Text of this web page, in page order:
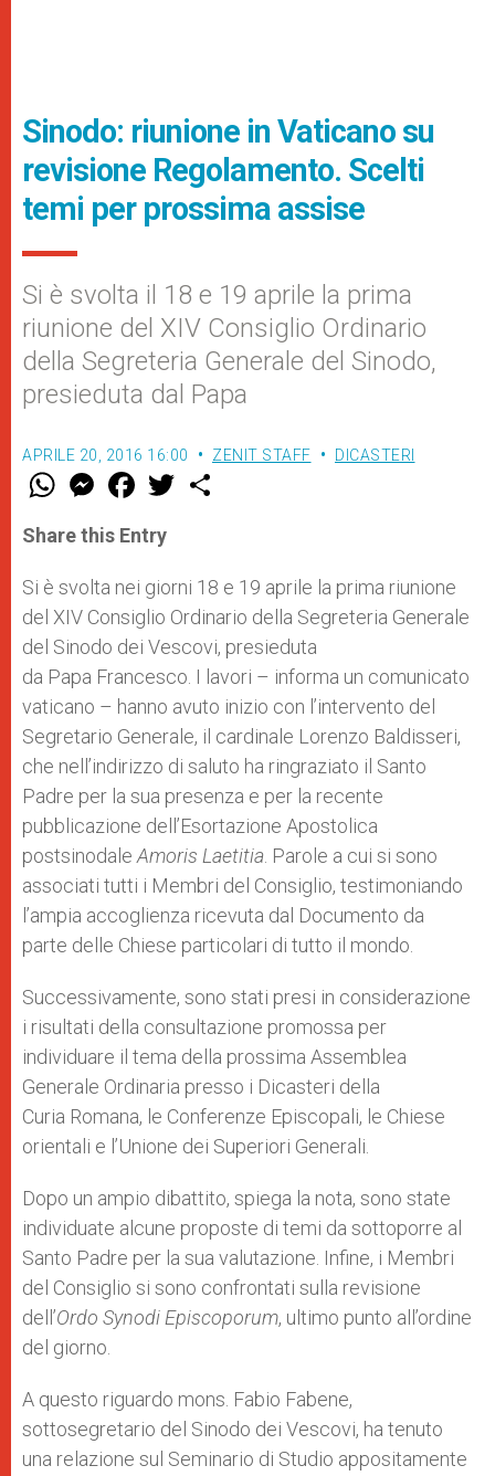
Sinodo: riunione in Vaticano su
revisione Regolamento. Scelti
temi per prossima assise
Si è svolta il 18 e 19 aprile la prima
riunione del XIV Consiglio Ordinario
della Segreteria Generale del Sinodo,
presieduta dal Papa
APRILE 20, 2016 16:00 ZENIT STAFF DICASTERI
W
t
s
p
p
M
e
s
e
g
e
r
F
a
e
b
o
k
w
r
Share this Entry
Si è svolta nei giorni 18 e 19 aprile la prima riunione
del XIV Consiglio Ordinario della Segreteria Generale
del Sinodo dei Vescovi, presieduta
da Papa Francesco. I lavori – informa un comunicato
vaticano – hanno avuto inizio con l’intervento del
Segretario Generale, il cardinale Lorenzo Baldisseri,
che nell’indirizzo di saluto ha ringraziato il Santo
Padre per la sua presenza e per la recente
pubblicazione dell’Esortazione Apostolica
postsinodaleAmoris Laetitia. Parole a cui si sono
associati tutti i Membri del Consiglio, testimoniando
l’ampia accoglienza ricevuta dal Documento da
parte delle Chiese particolari di tutto il mondo.
Successivamente, sono stati presi in considerazione
i risultati della consultazione promossa per
individuare il tema della prossima Assemblea
Generale Ordinaria presso i Dicasteri della
Curia Romana, le Conferenze Episcopali, le Chiese
orientali e l’Unione dei Superiori Generali.
Dopo un ampio dibattito, spiega la nota, sono state
individuate alcune proposte di temi da sottoporre al
Santo Padre per la sua valutazione. Infine, i Membri
del Consiglio si sono confrontati sulla revisione
dell’Ordo Synodi Episcoporum, ultimo punto all’ordine
del giorno.
A questo riguardo mons. Fabio Fabene,
sottosegretario del Sinodo dei Vescovi, ha tenuto
una relazione sul Seminario di Studio appositamente